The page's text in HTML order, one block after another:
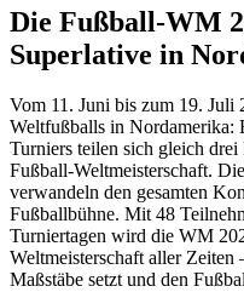
Die Fußball-WM
Superlative in
Vom 11. Juni bis zum 19. Juli
Weltfußballs in Nordamerika:
Turniers teilen sich gleich
Fußball-Weltmeisterschaft.
verwandeln den gesamten
Fußballbühne. Mit 48
Turniertagen wird die WM
Weltmeisterschaft aller Zeiten
Maßstäbe setzt und den